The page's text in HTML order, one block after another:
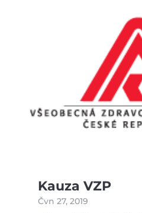
Kauza VZP
Čvn 27, 2019